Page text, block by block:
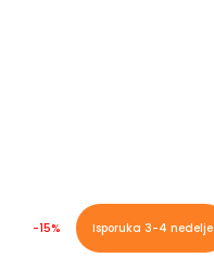
-15% Isporuka 3-4 nedelje